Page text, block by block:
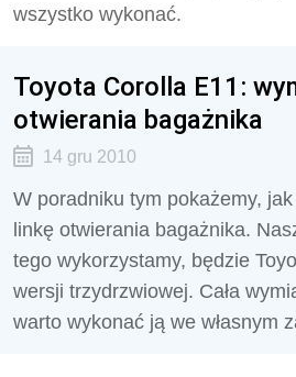
wszystko wykonać.
Toyota Corolla E11:
otwierania bagażnika
14 gru 2010
W poradniku tym pokażemy,
linkę otwierania bagażnika.
tego wykorzystamy, będzie
wersji trzydrzwiowej. Cała
warto wykonać ją we własnym